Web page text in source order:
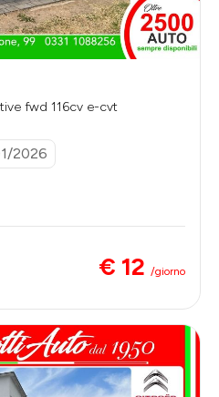
fwd 116cv e-cvt
2026
€ 12 /giorno